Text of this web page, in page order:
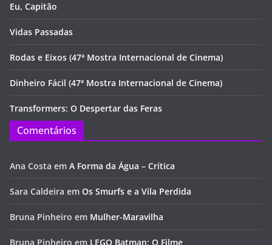
Eu, Capitão
Vidas Passadas
Rodas e Eixos (47ª Mostra Internacional de Cinema)
Dinheiro Fácil (47ª Mostra Internacional de Cinema)
Transformers: O Despertar das Feras
Comentários
Ana Costa em A Forma da Água – Crítica
Sara Caldeira em Os Smurfs e a Vila Perdida
Bruna Pinheiro em Mulher-Maravilha
Bruna Pinheiro em LEGO Batman: O Filme